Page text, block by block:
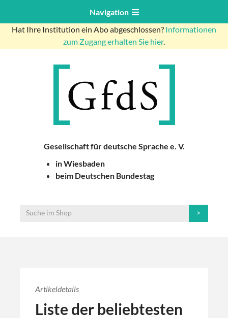
Navigation
Hat Ihre Institution ein Abo abgeschlossen? Informationen
zum Zugang erhalten Sie hier.
Gesellschaft für deutsche Sprache e. V.
in Wiesbaden
beim Deutschen Bundestag
Artikeldetails
Liste der beliebtesten